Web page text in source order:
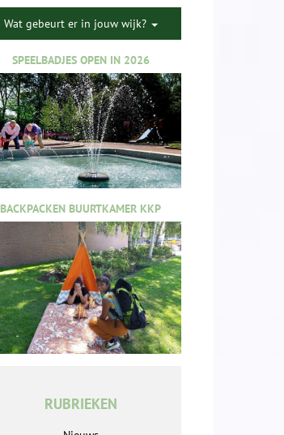
Wat gebeurt er in jouw wijk?
SPEELBADJES OPEN IN 2026
BACKPACKEN BUURTKAMER KKP
RUBRIEKEN